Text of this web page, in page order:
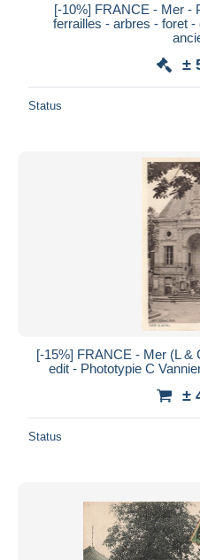
[-10%] FRANCE - Mer -
ferrailles - arbres - foret
±
Status
[-15%] FRANCE - Mer (L &
edit - Phototypie C
±
Status